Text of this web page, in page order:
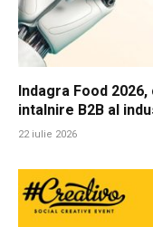
Indagra Food
intalnire B2B al
22 iulie 2026